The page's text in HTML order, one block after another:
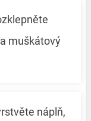
muškátový
náplň,